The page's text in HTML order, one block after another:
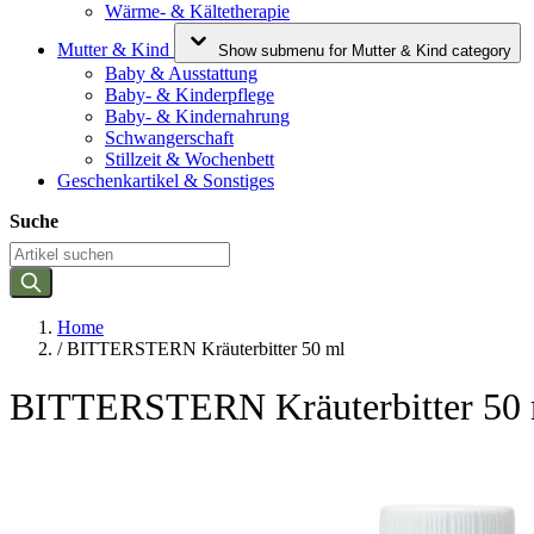
Wärme- & Kältetherapie
Mutter & Kind
Show submenu for Mutter & Kind category
Baby & Ausstattung
Baby- & Kinderpflege
Baby- & Kindernahrung
Schwangerschaft
Stillzeit & Wochenbett
Geschenkartikel & Sonstiges
Suche
Home
/ BITTERSTERN Kräuterbitter 50 ml
BITTERSTERN Kräuterbitter 50